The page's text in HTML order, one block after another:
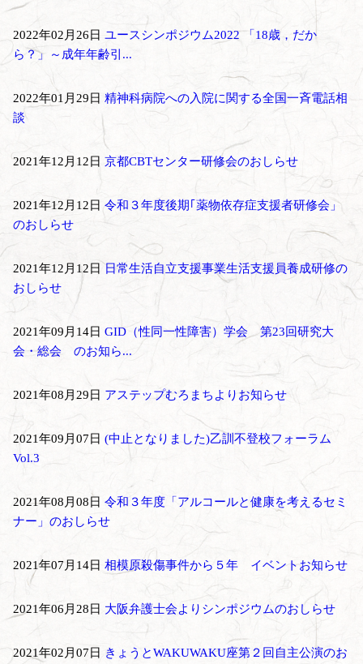
2022年02月26日 ユースシンポジウム2022 「18歳，だか
ら？」～成年年齢引...
2022年01月29日 精神科病院への入院に関する全国一斉電話相
談
2021年12月12日 京都CBTセンター研修会のおしらせ
2021年12月12日 令和３年度後期｢薬物依存症支援者研修会」
のおしらせ
2021年12月12日日常生活自立支援事業生活支援員養成研修の
おしらせ
2021年09月14日 GID（性同一性障害）学会 第23回研究大
会・総会 のお知ら...
2021年08月29日 アステップむろまちよりお知らせ
2021年09月07日 (中止となりました)乙訓不登校フォーラム
Vol.3
2021年08月08日 令和３年度「アルコールと健康を考えるセミ
ナー」のおしらせ
2021年07月14日 相模原殺傷事件から５年 イベントお知らせ
2021年06月28日 大阪弁護士会よりシンポジウムのおしらせ
2021年02月07日 きょうとWAKUWAKU座第２回自主公演のお